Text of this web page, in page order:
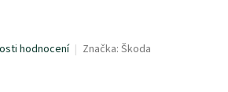
hodnocení Značka: Škoda